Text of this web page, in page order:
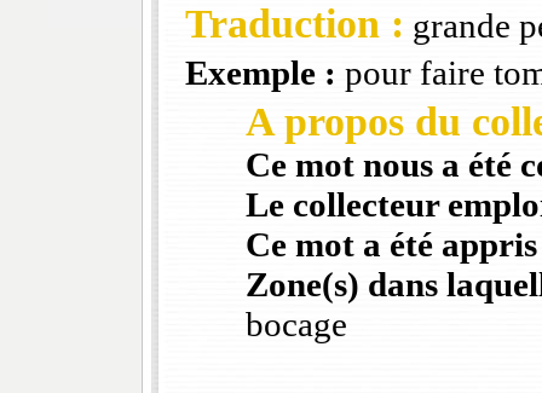
Traduction : grande
Exemple : pour faire
A propos du
Ce mot nous a été
Le collecteur
Ce mot a été
Zone(s) dans
bocage